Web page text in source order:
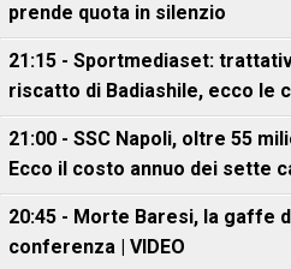
prende quota in silenzio
21:15 - Sportmediaset:
riscatto di Badiashile, ecco le
21:00 - SSC Napoli, oltre 55
Ecco il costo annuo dei sette
20:45 - Morte Baresi, la gaffe
conferenza | VIDEO